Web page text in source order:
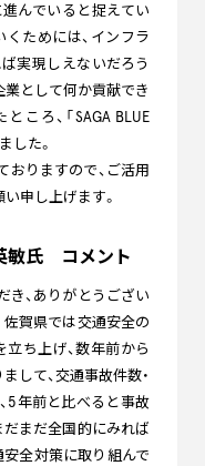
んでいると捉えてい
くためには、インフラ
実現しえないだろう
業として何か貢献でき
ころ、「SAGA BLUE
した。
りますので、ご活用
申し上げます。
敏氏 コメント
き、ありがとうござい
佐賀県では交通安全の
立ち上げ、数年前から
して、交通事故件数・
5年前と比べると事故
だまだ全国的にみれば
安全対策に取り組んで